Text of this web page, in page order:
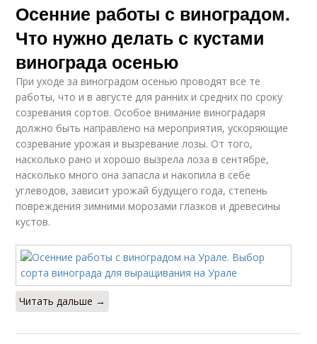
Осенние работы с виноградом.
Что нужно делать с кустами
винограда осенью
При уходе за виноградом осенью проводят все те
работы, что и в августе для ранних и средних по сроку
созревания сортов. Особое внимание виноградаря
должно быть направлено на мероприятия, ускоряющие
созревание урожая и вызревание лозы. От того,
насколько рано и хорошо вызрела лоза в сентябре,
насколько много она запасла и накопила в себе
углеводов, зависит урожай будущего года, степень
повреждения зимними морозами глазков и древесины
кустов.
Читать дальше →